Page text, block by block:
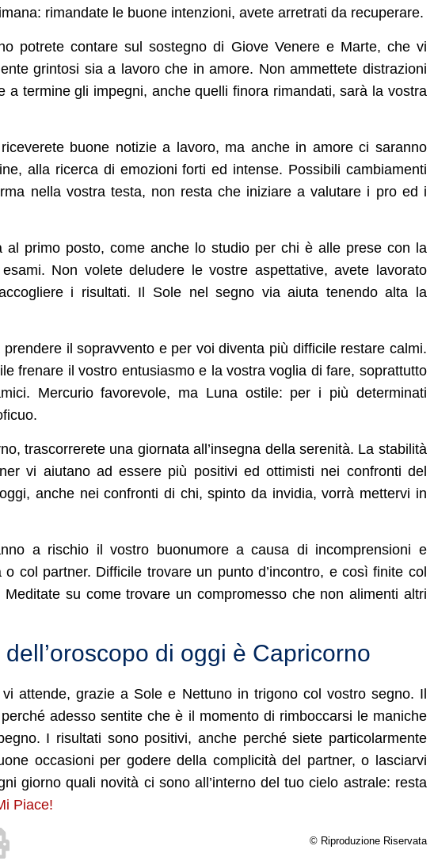
rimandate le buone intenzioni, avete arretrati da recuperare.
potrete contare sul sostegno di Giove Venere e Marte, che vi
grintosi sia a lavoro che in amore. Non ammettete distrazioni
a termine gli impegni, anche quelli finora rimandati, sarà la vostra
buone notizie a lavoro, ma anche in amore ci saranno
alla ricerca di emozioni forti ed intense. Possibili cambiamenti
nella vostra testa, non resta che iniziare a valutare i pro ed i
al primo posto, come anche lo studio per chi è alle prese con la
Non volete deludere le vostre aspettative, avete lavorato
i risultati. Il Sole nel segno via aiuta tenendo alta la
il sopravvento e per voi diventa più difficile restare calmi.
frenare il vostro entusiasmo e la vostra voglia di fare, soprattutto
Mercurio favorevole, ma Luna ostile: per i più determinati
trascorrerete una giornata all’insegna della serenità. La stabilità
vi aiutano ad essere più positivi ed ottimisti nei confronti del
anche nei confronti di chi, spinto da invidia, vorrà mettervi in
a rischio il vostro buonumore a causa di incomprensioni e
col partner. Difficile trovare un punto d’incontro, e così finite col
su come trovare un compromesso che non alimenti altri
di oggi è Capricorno
attende, grazie a Sole e Nettuno in trigono col vostro segno. Il
adesso sentite che è il momento di rimboccarsi le maniche
I risultati sono positivi, anche perché siete particolarmente
occasioni per godere della complicità del partner, o lasciarvi
giorno quali novità ci sono all’interno del tuo cielo astrale: resta
Piace!
© Riproduzione Riservata